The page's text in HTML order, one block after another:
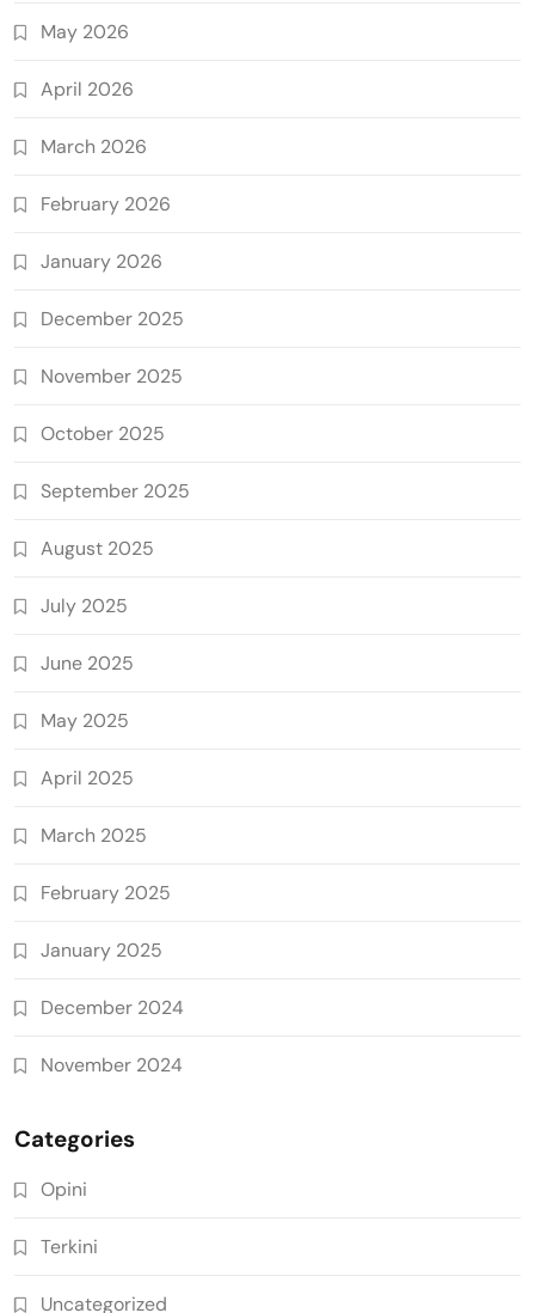
May 2026
April 2026
March 2026
February 2026
January 2026
December 2025
November 2025
October 2025
September 2025
August 2025
July 2025
June 2025
May 2025
April 2025
March 2025
February 2025
January 2025
December 2024
November 2024
Categories
Opini
Terkini
Uncategorized